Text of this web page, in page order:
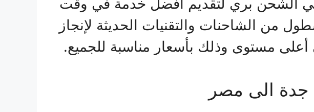
في الشحن بري لتقديم أفضل خدمة في وقت
من الشاحنات والتقنيات الحديثة لإنجاز
أعلى مستوى وذلك بأسعار مناسبة للجميع.
الى مصر